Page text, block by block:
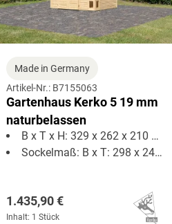
Made in Germany
Artikel-Nr.: B7155063
Gartenhaus Kerko 5 19 mm
naturbelassen
B x T x H: 329 x 262 x 210 cm
Sockelmaß: B x T: 298 x 242 cm
1.435,90 €
Inhalt: 1 Stück